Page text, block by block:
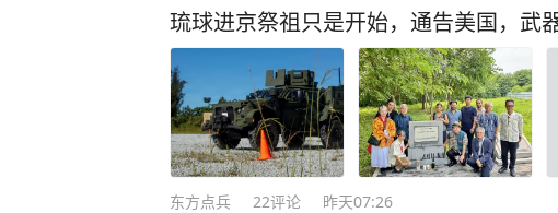
为首位获得诺贝尔文学奖的中国籍作家，他
了大半辈子乡土故事，骨子里自带不愿驳人
消息刚传开那会，他家的门槛差点被踏破。
戚拎着土特产上门，多年没联系的同学突然
托了几层关系也要见他一面。 这些人里没几
的，要么是求他帮忙找工作，要么是想借他
的要求一个比一个难办。 换做旁人可能早就
琉球进京祭祖只是开始，通告美国，武
东方点兵 22评论 昨天07:26